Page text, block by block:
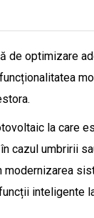
de optimizare
la care
cazul umbririi
modernizarea
inteligente